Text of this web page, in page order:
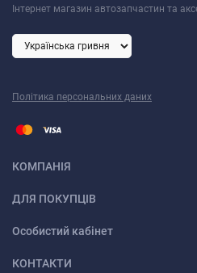
Інтернет магазин автозапчастин та
Політика персональних даних
КОМПАНІЯ
ДЛЯ ПОКУПЦІВ
Особистий кабінет
КОНТАКТИ